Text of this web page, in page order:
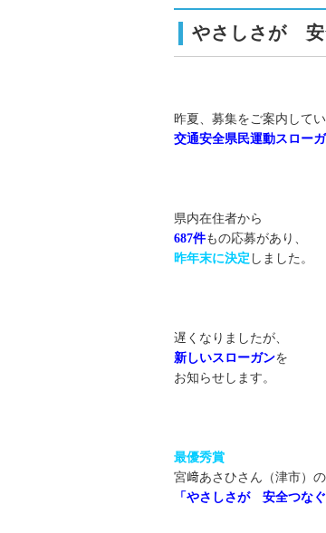
やさしさが 安
昨夏、募集をご案内して
交通安全県民運動スロー
県内在住者から
687件もの応募があり、
昨年末に決定 しました。
遅くなりましたが、
新しいスローガンを
お知らせします。
最優秀賞
宮﨑あさひさん（津市）の
「やさしさが 安全つな